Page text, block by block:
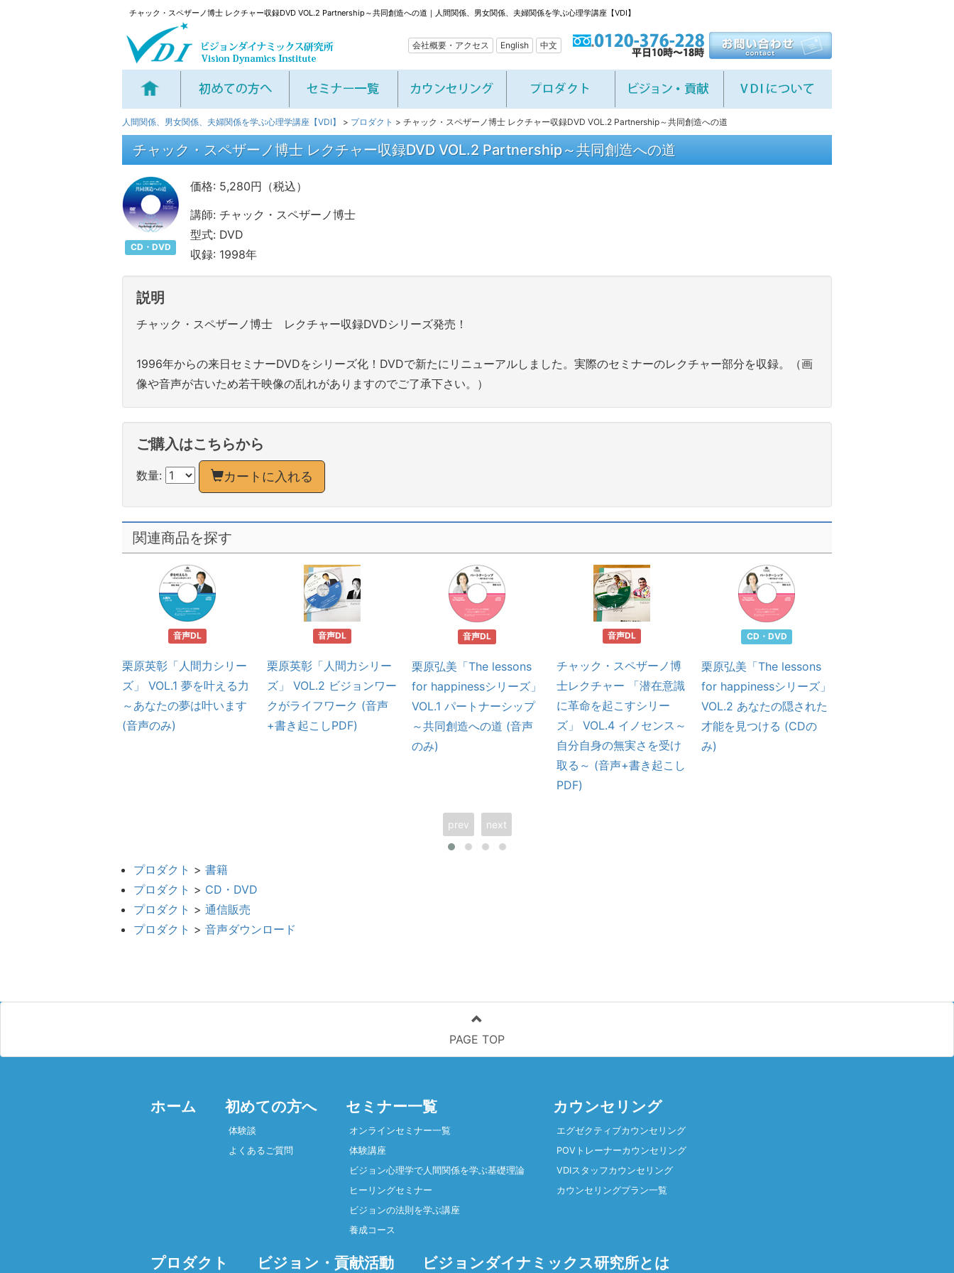
チャック・スペザーノ博士 レクチャー収録DVD VOL.2 Partnership～共同創造への道｜人間関係、男女関係、夫婦関係を学ぶ心理学講座【VDI】
会社概要・アクセス English 中文
人間関係、男女関係、夫婦関係を学ぶ心理学講座【VDI】 > プロダクト > チャック・スペザーノ博士 レクチャー収録DVD VOL.2 Partnership～共同創造への道
チャック・スペザーノ博士 レクチャー収録DVD VOL.2 Partnership～共同創造への道
CD・DVD
価格: 5,280円（税込）
講師: チャック・スペザーノ博士
型式: DVD
収録: 1998年
説明
チャック・スペザーノ博士 レクチャー収録DVDシリーズ発売！
1996年からの来日セミナーDVDをシリーズ化！DVDで新たにリニューアルしました。実際のセミナーのレクチャー部分を収録。（画
像や音声が古いため若干映像の乱れがありますのでご了承下さい。）
ご購入はこちらから
数量: カートに入れる
関連商品を探す
音声DL
栗原英彰「人間力シリー
ズ」 VOL.1 夢を叶える力
～あなたの夢は叶います
(音声のみ)
音声DL
栗原英彰「人間力シリー
ズ」 VOL.2 ビジョンワー
クがライフワーク (音声
+書き起こしPDF)
音声DL
栗原弘美「The lessons
for happinessシリーズ」
VOL.1 パートナーシップ
～共同創造への道 (音声
のみ)
音声DL
チャック・スペザーノ博
士レクチャー 「潜在意識
に革命を起こすシリー
ズ」 VOL.4 イノセンス～
自分自身の無実さを受け
取る～ (音声+書き起こし
PDF)
CD・DVD
栗原弘美「The lessons
for happinessシリーズ」
VOL.2 あなたの隠された
才能を見つける (CDの
み)
prev next
プロダクト > 書籍
プロダクト > CD・DVD
プロダクト > 通信販売
プロダクト > 音声ダウンロード
PAGE TOP
ホーム 初めての方へ
体験談
よくあるご質問
セミナー一覧
オンラインセミナー一覧
体験講座
ビジョン心理学で人間関係を学ぶ基礎理論
ヒーリングセミナー
ビジョンの法則を学ぶ講座
養成コース
カウンセリング
エグゼクティブカウンセリング
POVトレーナーカウンセリング
VDIスタッフカウンセリング
カウンセリングプラン一覧
プロダクト ビジョン・貢献活動 ビジョンダイナミックス研究所とは